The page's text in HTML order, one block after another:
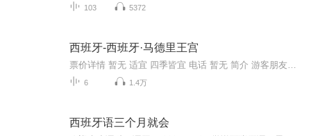
103 5372
西班牙-西班牙·马德里王宫
6 1.4万
西班牙语三个月就会